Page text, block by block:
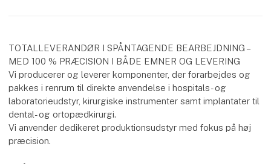
TOTALLEVERANDØR I SPÅNTAGENDE BEARBEJDNING –
MED 100 % PRÆCISION I BÅDE EMNER OG LEVERING
Vi producerer og leverer komponenter, der forarbejdes og
pakkes i renrum til direkte anvendelse i hospitals- og
laboratorieudstyr, kirurgiske instrumenter samt implantater til
dental- og ortopædkirurgi.
Vi anvender dedikeret produktionsudstyr med fokus på høj
præcision.